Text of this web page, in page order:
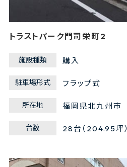
トラストパーク門司栄町2
施設種類 購入
駐車場形式 フラップ式
所在地 福岡県北九州市
台数 28台（204.95坪）